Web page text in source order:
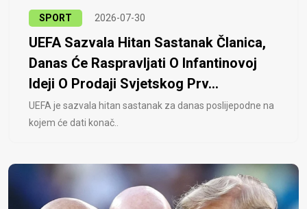
SPORT 2026-07-30
UEFA Sazvala Hitan Sastanak Članica,
Danas Će Raspravljati O Infantinovoj
Ideji O Prodaji Svjetskog Prv...
UEFA je sazvala hitan sastanak za danas poslijepodne na
kojem će dati konač..